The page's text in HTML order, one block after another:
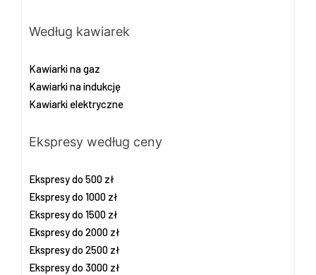
Według kawiarek
Kawiarki na gaz
Kawiarki na indukcję
Kawiarki elektryczne
Ekspresy według ceny
Ekspresy do 500 zł
Ekspresy do 1000 zł
Ekspresy do 1500 zł
Ekspresy do 2000 zł
Ekspresy do 2500 zł
Ekspresy do 3000 zł